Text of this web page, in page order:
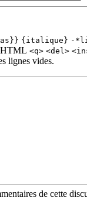
{italique} -
HTML <q> <del>
lignes vides.
de cette